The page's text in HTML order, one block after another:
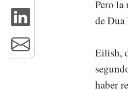
Pero la
de
Eilish,
haber